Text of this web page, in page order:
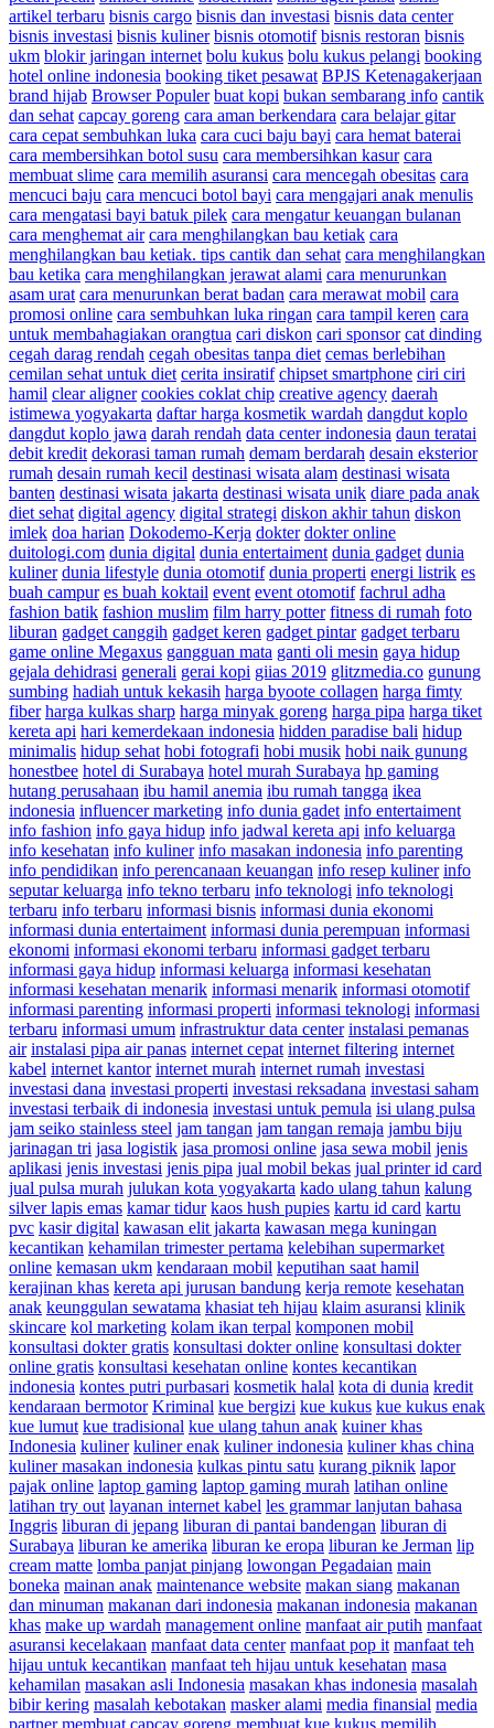
artikel terbaru bisnis cargo bisnis dan investasi bisnis data center
bisnis investasi bisnis kuliner bisnis otomotif bisnis restoran bisnis
ukm blokir jaringan internet bolu kukus bolu kukus pelangi booking
hotel online indonesia booking tiket pesawat BPJS Ketenagakerjaan
brand hijab Browser Populer buat kopi bukan sembarang info cantik
dan sehat capcay goreng cara aman berkendara cara belajar gitar
cara cepat sembuhkan luka cara cuci baju bayi cara hemat baterai
cara membersihkan botol susu cara membersihkan kasur cara
membuat slime cara memilih asuransi cara mencegah obesitas cara
mencuci baju cara mencuci botol bayi cara mengajari anak menulis
cara mengatasi bayi batuk pilek cara mengatur keuangan bulanan
cara menghemat air cara menghilangkan bau ketiak cara
menghilangkan bau ketiak. tips cantik dan sehat cara menghilangkan
bau ketika cara menghilangkan jerawat alami cara menurunkan
asam urat cara menurunkan berat badan cara merawat mobil cara
promosi online cara sembuhkan luka ringan cara tampil keren cara
untuk membahagiakan orangtua cari diskon cari sponsor cat dinding
cegah darag rendah cegah obesitas tanpa diet cemas berlebihan
cemilan sehat untuk diet cerita insiratif chipset smartphone ciri ciri
hamil clear aligner cookies coklat chip creative agency daerah
istimewa yogyakarta daftar harga kosmetik wardah dangdut koplo
dangdut koplo jawa darah rendah data center indonesia daun teratai
debit kredit dekorasi taman rumah demam berdarah desain eksterior
rumah desain rumah kecil destinasi wisata alam destinasi wisata
banten destinasi wisata jakarta destinasi wisata unik diare pada anak
diet sehat digital agency digital strategi diskon akhir tahun diskon
imlek doa harian Dokodemo-Kerja dokter dokter online
duitologi.com dunia digital dunia entertaiment dunia gadget dunia
kuliner dunia lifestyle dunia otomotif dunia properti energi listrik es
buah campur es buah koktail event event otomotif fachrul adha
fashion batik fashion muslim film harry potter fitness di rumah foto
liburan gadget canggih gadget keren gadget pintar gadget terbaru
game online Megaxus gangguan mata ganti oli mesin gaya hidup
gejala dehidrasi generali gerai kopi giias 2019 glitzmedia.co gunung
sumbing hadiah untuk kekasih harga byoote collagen harga fimty
fiber harga kulkas sharp harga minyak goreng harga pipa harga tiket
kereta api hari kemerdekaan indonesia hidden paradise bali hidup
minimalis hidup sehat hobi fotografi hobi musik hobi naik gunung
honestbee hotel di Surabaya hotel murah Surabaya hp gaming
hutang perusahaan ibu hamil anemia ibu rumah tangga ikea
indonesia influencer marketing info dunia gadet info entertaiment
info fashion info gaya hidup info jadwal kereta api info keluarga
info kesehatan info kuliner info masakan indonesia info parenting
info pendidikan info perencanaan keuangan info resep kuliner info
seputar keluarga info tekno terbaru info teknologi info teknologi
terbaru info terbaru informasi bisnis informasi dunia ekonomi
informasi dunia entertaiment informasi dunia perempuan informasi
ekonomi informasi ekonomi terbaru informasi gadget terbaru
informasi gaya hidup informasi keluarga informasi kesehatan
informasi kesehatan menarik informasi menarik informasi otomotif
informasi parenting informasi properti informasi teknologi informasi
terbaru informasi umum infrastruktur data center instalasi pemanas
air instalasi pipa air panas internet cepat internet filtering internet
kabel internet kantor internet murah internet rumah investasi
investasi dana investasi properti investasi reksadana investasi saham
investasi terbaik di indonesia investasi untuk pemula isi ulang pulsa
jam seiko stainless steel jam tangan jam tangan remaja jambu biju
jarinagan tri jasa logistik jasa promosi online jasa sewa mobil jenis
aplikasi jenis investasi jenis pipa jual mobil bekas jual printer id card
jual pulsa murah julukan kota yogyakarta kado ulang tahun kalung
silver lapis emas kamar tidur kaos hush pupies kartu id card kartu
pvc kasir digital kawasan elit jakarta kawasan mega kuningan
kecantikan kehamilan trimester pertama kelebihan supermarket
online kemasan ukm kendaraan mobil keputihan saat hamil
kerajinan khas kereta api jurusan bandung kerja remote kesehatan
anak keunggulan sewatama khasiat teh hijau klaim asuransi klinik
skincare kol marketing kolam ikan terpal komponen mobil
konsultasi dokter gratis konsultasi dokter online konsultasi dokter
online gratis konsultasi kesehatan online kontes kecantikan
indonesia kontes putri purbasari kosmetik halal kota di dunia kredit
kendaraan bermotor Kriminal kue bergizi kue kukus kue kukus enak
kue lumut kue tradisional kue ulang tahun anak kuiner khas
Indonesia kuliner kuliner enak kuliner indonesia kuliner khas china
kuliner masakan indonesia kulkas pintu satu kurang piknik lapor
pajak online laptop gaming laptop gaming murah latihan online
latihan try out layanan internet kabel les grammar lanjutan bahasa
Inggris liburan di jepang liburan di pantai bandengan liburan di
Surabaya liburan ke amerika liburan ke eropa liburan ke Jerman lip
cream matte lomba panjat pinjang lowongan Pegadaian main
boneka mainan anak maintenance website makan siang makanan
dan minuman makanan dari indonesia makanan indonesia makanan
khas make up wardah management online manfaat air putih manfaat
asuransi kecelakaan manfaat data center manfaat pop it manfaat teh
hijau untuk kecantikan manfaat teh hijau untuk kesehatan masa
kehamilan masakan asli Indonesia masakan khas indonesia masalah
bibir kering masalah kebotakan masker alami media finansial media
partner membuat capcay goreng membuat kue kukus memilih